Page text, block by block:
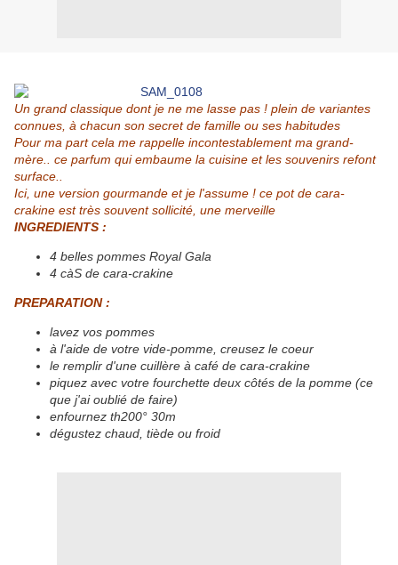
Un grand classique dont je ne me lasse pas ! plein de variantes
connues, à chacun son secret de famille ou ses habitudes
Pour ma part cela me rappelle incontestablement ma grand-
mère.. ce parfum qui embaume la cuisine et les souvenirs refont
surface..
Ici, une version gourmande et je l'assume ! ce pot de cara-
crakine est très souvent sollicité, une merveille
INGREDIENTS :
4 belles pommes Royal Gala
4 càS de cara-crakine
PREPARATION :
lavez vos pommes
à l'aide de votre vide-pomme, creusez le coeur
le remplir d'une cuillère à café de cara-crakine
piquez avec votre fourchette deux côtés de la pomme (ce
que j'ai oublié de faire)
enfournez th200° 30m
dégustez chaud, tiède ou froid